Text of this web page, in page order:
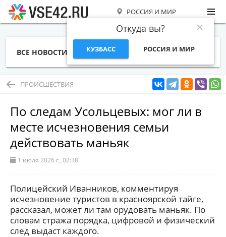
РОССИЯ И МИР
Откуда вы?
КУЗБАСС РОССИЯ И МИР
ВСЕ НОВОСТИ СТАТЬИ ТЕМЫ ФОТО
ПРОИСШЕСТВИЯ
По следам Усольцевых: мог ли в
месте исчезновения семьи
действовать маньяк
1 июля 2026 г., 02:38
Полицейский Иванников, комментируя
исчезновение туристов в красноярской тайге,
рассказал, может ли там орудовать маньяк. По
словам стража порядка, цифровой и физический
след выдаст каждого.